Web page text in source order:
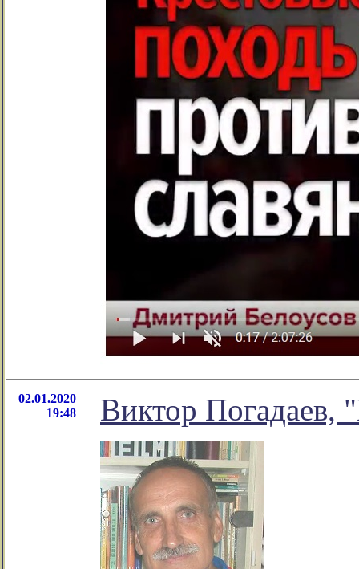
02.01.2020
19:48
Виктор Погадаев,